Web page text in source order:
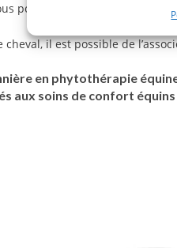
pouvez associer la
il est possible de
en phytothérapie
aux soins de confort